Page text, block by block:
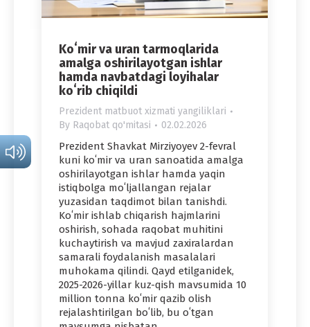
Koʻmir va uran tarmoqlarida
amalga oshirilayotgan ishlar
hamda navbatdagi loyihalar
koʻrib chiqildi
Prezident matbuot xizmati yangiliklari
By Raqobat qo'mitasi 02.02.2026
Prezident Shavkat Mirziyoyev 2-fevral
kuni koʻmir va uran sanoatida amalga
oshirilayotgan ishlar hamda yaqin
istiqbolga moʻljallangan rejalar
yuzasidan taqdimot bilan tanishdi.
Koʻmir ishlab chiqarish hajmlarini
oshirish, sohada raqobat muhitini
kuchaytirish va mavjud zaxiralardan
samarali foydalanish masalalari
muhokama qilindi. Qayd etilganidek,
2025-2026-yillar kuz-qish mavsumida 10
million tonna koʻmir qazib olish
rejalashtirilgan boʻlib, bu oʻtgan